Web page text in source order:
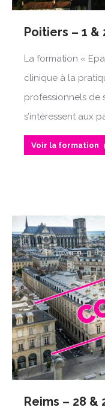
Poitiers – 1 &
La formation «
clinique à la
professionnels de
s’intéressent aux
Voir la formation
Reims – 28 &